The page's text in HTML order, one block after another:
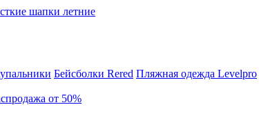
шапки летние
Бейсболки Rered Пляжная одежда Levelpro
от 50%